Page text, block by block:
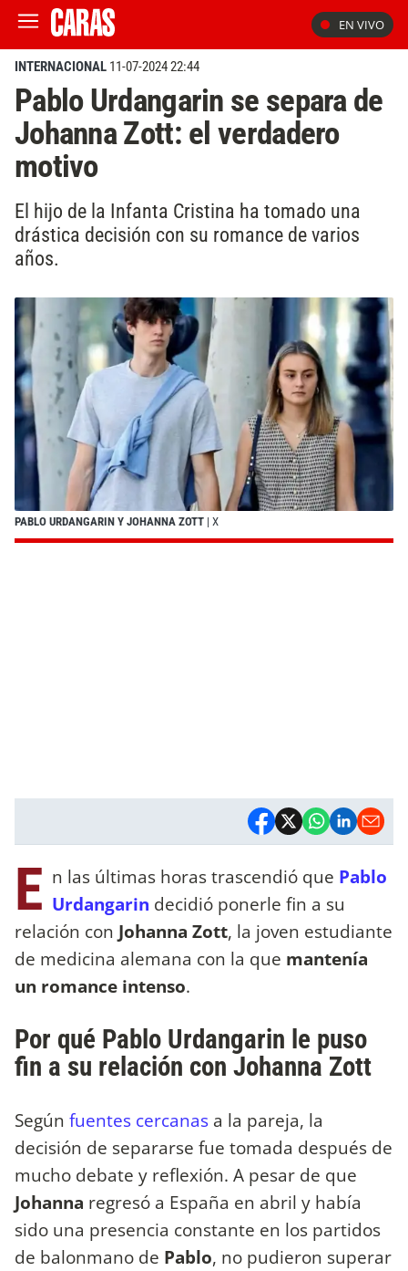
EN VIVO
INTERNACIONAL 11-07-2024 22:44
Pablo Urdangarin se separa de
Johanna Zott: el verdadero
motivo
El hijo de la Infanta Cristina ha tomado una
drástica decisión con su romance de varios
años.
PABLO URDANGARIN Y JOHANNA ZOTT | X
E n las últimas horas trascendió que Pablo
Urdangarin decidió ponerle fin a su
relación con Johanna Zott, la joven estudiante
de medicina alemana con la que mantenía
un romance intenso.
Por qué Pablo Urdangarin le puso
fin a su relación con Johanna Zott
Según fuentes cercanas a la pareja, la
decisión de separarse fue tomada después de
mucho debate y reflexión. A pesar de que
Johanna regresó a España en abril y había
sido una presencia constante en los partidos
de balonmano de Pablo, no pudieron superar